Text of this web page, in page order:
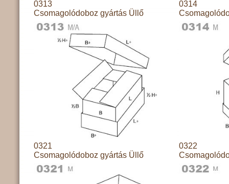
0313
Csomagolódoboz gyártás Üllő
0314
0321
Csomagolódoboz gyártás Üllő
0322